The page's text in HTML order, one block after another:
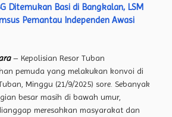
Ditemukan Basi di Bangkalan, LSM
Pemantau Independen Awasi
– Kepolisian Resor Tuban
pemuda yang melakukan konvoi di
Minggu (21/9/2025) sore. Sebanyak
besar masih di bawah umur,
meresahkan masyarakat dan